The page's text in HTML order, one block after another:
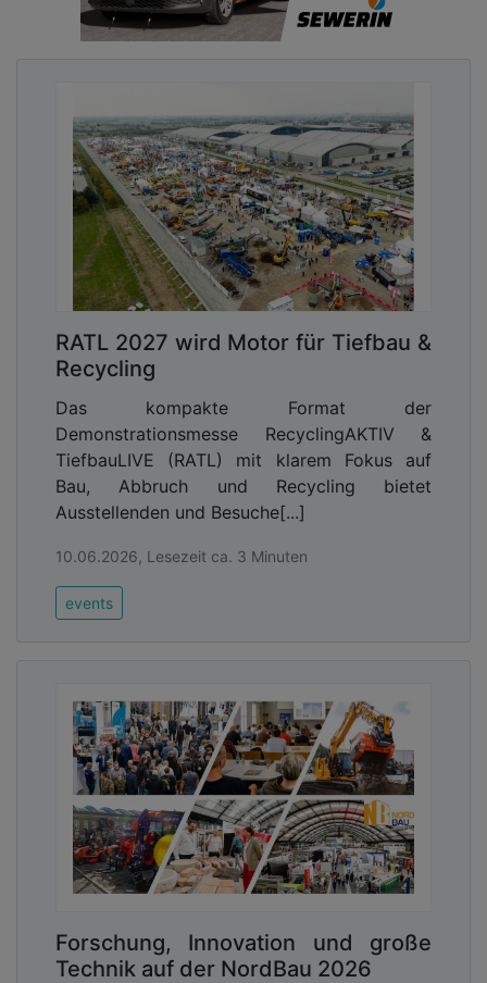
RATL 2027 wird Motor für Tiefbau &
Recycling
Das kompakte Format der
Demonstrationsmesse RecyclingAKTIV &
TiefbauLIVE (RATL) mit klarem Fokus auf
Bau, Abbruch und Recycling bietet
Ausstellenden und Besuche[...]
10.06.2026, Lesezeit ca. 3 Minuten
events
Forschung, Innovation und große
Technik auf der NordBau 2026